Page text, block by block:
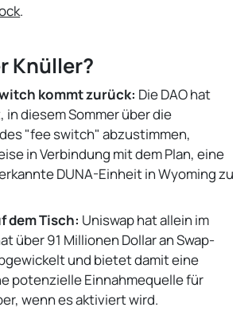
.
Knüller?
kommt zurück: Die DAO hat
diesem Sommer über die
"fee switch" abzustimmen,
in Verbindung mit dem Plan, eine
DUNA-Einheit in Wyoming zu
dem Tisch: Uniswap hat allein im
über 91 Millionen Dollar an Swap-
und bietet damit eine
potenzielle Einnahmequelle für
wenn es aktiviert wird.